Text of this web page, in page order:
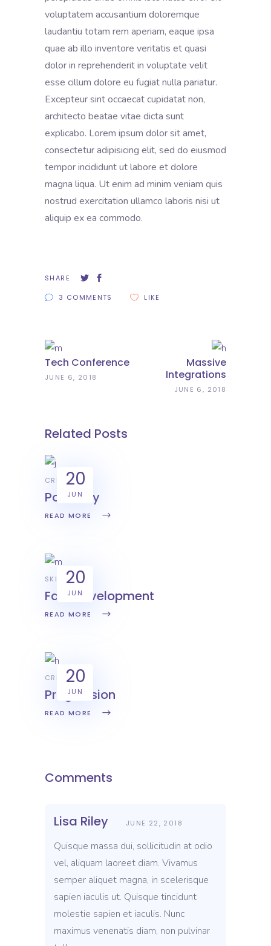
voluptatem accusantium doloremque
laudantiu totam rem aperiam, eaque ipsa
quae ab illo inventore veritatis et quasi
dolor in reprehenderit in voluptate velit
esse cillum dolore eu fugiat nulla pariatur.
Excepteur sint occaecat cupidatat non,
architecto beatae vitae dicta sunt
explicabo. Lorem ipsum dolor sit amet,
consectetur adipisicing elit, sed do eiusmod
tempor incididunt ut labore et dolore
magna liqua. Ut enim ad minim veniam quis
nostrud exercitation ullamco laboris nisi ut
aliquip ex ea commodo.
SHARE
3 COMMENTS
LIKE
Tech Conference
JUNE 6, 2018
Massive
Integrations
JUNE 6, 2018
Related Posts
20
JUN
CREATIVE
Positivity
READ MORE
20
JUN
SKILL
Fast development
READ MORE
20
JUN
CREATIVE
Progression
READ MORE
Comments
Lisa Riley JUNE 22, 2018
Quisque massa dui, sollicitudin at odio
vel, aliquam laoreet diam. Vivamus
semper aliquet magna, in scelerisque
sapien iaculis ut. Quisque tincidunt
molestie sapien et iaculis. Nunc
maximus venenatis diam, non pulvinar